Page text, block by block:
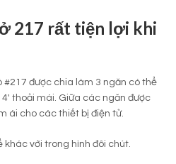
217 rất tiện lợi khi
#217 được chia làm 3 ngăn có thể
thoải mái. Giữa các ngăn được
ái cho các thiết bị điện tử.
khác với trong hình đôi chút.